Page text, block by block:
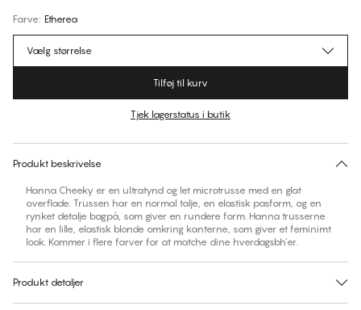
Farve: Etherea
Ingen foreslåede størrelse for dette item
Vælg størrelse
Tilføj til kurv
Tjek lagerstatus i butik
Produkt beskrivelse
Hanna Cheeky er en ultratynd og let microtrusse med en glat
overflade. Trussen har en normal talje, en elastisk pasform, og en
rynket detalje bagpå, som giver en rundere form. Hanna trusserne
har en lille, elastisk blonde omkring kanterne, som giver et feminimt
look. Kommer i flere farver for at matche dine hverdagsbh'er.
Produkt detaljer